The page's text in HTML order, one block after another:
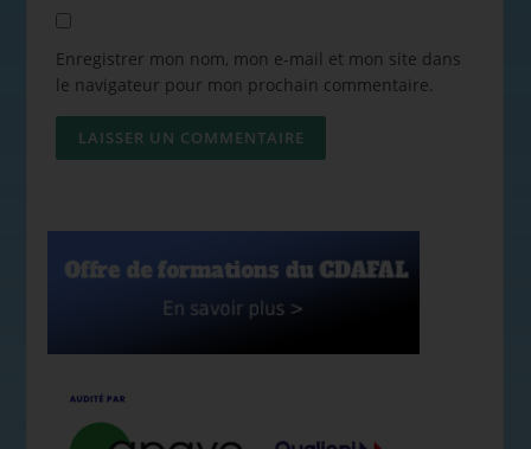
Enregistrer mon nom, mon e-mail et mon site dans
le navigateur pour mon prochain commentaire.